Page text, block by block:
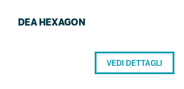
DEA HEXAGON
VEDI DETTAGLI